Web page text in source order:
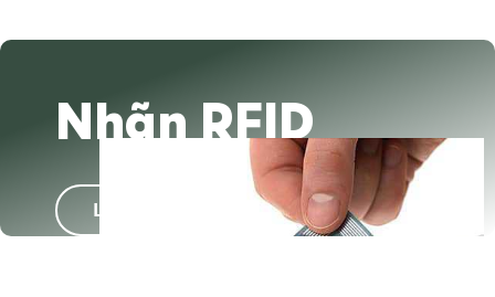
Nhãn RFID
Liên hệ